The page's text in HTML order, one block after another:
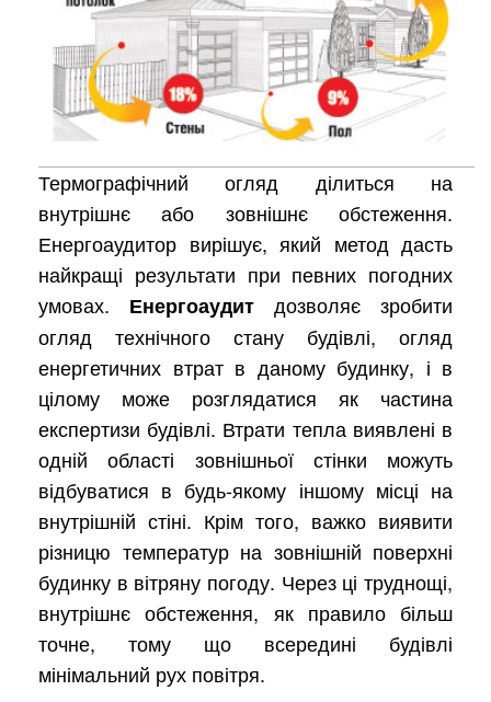
Термографічний огляд ділиться на
внутрішнє або зовнішнє обстеження.
Енергоаудитор вирішує, який метод дасть
найкращі результати при певних погодних
умовах. Енергоаудит дозволяє зробити
огляд технічного стану будівлі, огляд
енергетичних втрат в даному будинку, і в
цілому може розглядатися як частина
експертизи будівлі. Втрати тепла виявлені в
одній області зовнішньої стінки можуть
відбуватися в будь-якому іншому місці на
внутрішній стіні. Крім того, важко виявити
різницю температур на зовнішній поверхні
будинку в вітряну погоду. Через ці труднощі,
внутрішнє обстеження, як правило більш
точне, тому що всередині будівлі
мінімальний рух повітря.